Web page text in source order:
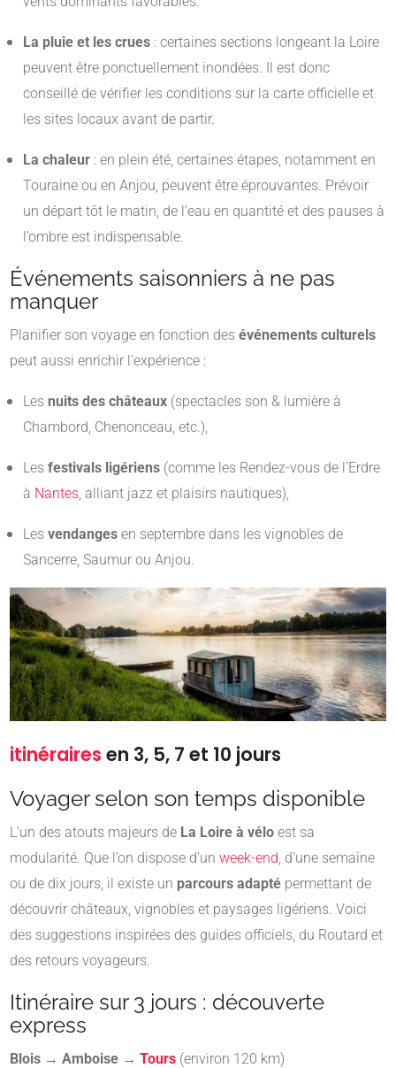
La pluie et les crues : certaines sections longeant la Loire
peuvent être ponctuellement inondées. Il est donc
conseillé de vérifier les conditions sur la carte officielle et
les sites locaux avant de partir.
La chaleur : en plein été, certaines étapes, notamment en
Touraine ou en Anjou, peuvent être éprouvantes. Prévoir
un départ tôt le matin, de l’eau en quantité et des pauses à
l’ombre est indispensable.
Événements saisonniers à ne pas
manquer
Planifier son voyage en fonction des événements culturels
peut aussi enrichir l’expérience :
Les nuits des châteaux (spectacles son & lumière à
Chambord, Chenonceau, etc.),
Les festivals ligériens (comme les Rendez-vous de l’Erdre
à Nantes, alliant jazz et plaisirs nautiques),
Les vendanges en septembre dans les vignobles de
Sancerre, Saumur ou Anjou.
itinéraires en 3, 5, 7 et 10 jours
Voyager selon son temps disponible
L’un des atouts majeurs de La Loire à vélo est sa
modularité. Que l’on dispose d’un week-end, d’une semaine
ou de dix jours, il existe un parcours adapté permettant de
découvrir châteaux, vignobles et paysages ligériens. Voici
des suggestions inspirées des guides officiels, du Routard et
des retours voyageurs.
Itinéraire sur 3 jours : découverte
express
Blois → Amboise → Tours (environ 120 km)